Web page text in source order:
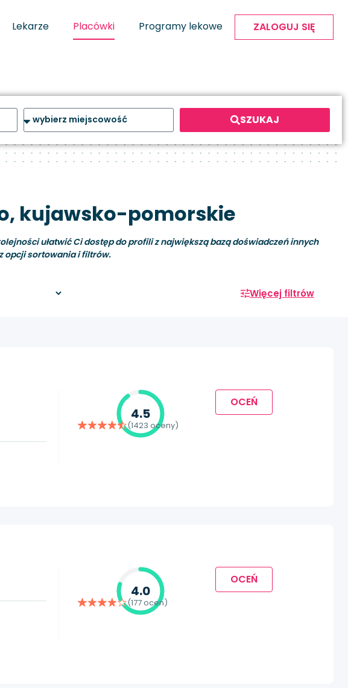
Lekarze Placówki Programy lekowe ZALOGUJ SIĘ
SZUKAJ
kujawsko-pomorskie
ułatwić Ci dostęp do profili z największą bazą doświadczeń innych
opcji sortowania i filtrów.
Więcej filtrów
4.5
(1423 oceny)
OCEŃ
4.0
(177 ocen)
OCEŃ